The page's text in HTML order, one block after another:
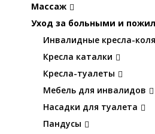
Массаж
Уход за больными и
Инвалидные кресла-
Кресла каталки
Кресла-туалеты
Мебель для инвалидов
Насадки для туалета
Пандусы